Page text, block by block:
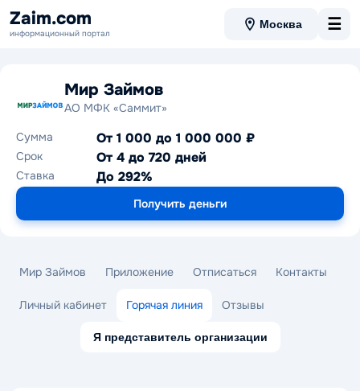
Zaim.com
информационный портал
Москва ☰
Мир Займов
АО МФК «Саммит»
Сумма
От 1 000 до 1 000 000 ₽
Срок От 4 до 720 дней
Ставка До 292%
Получить деньги
Мир Займов Приложение Отписаться Контакты
Личный кабинет Горячая линия Отзывы
Я представитель организации